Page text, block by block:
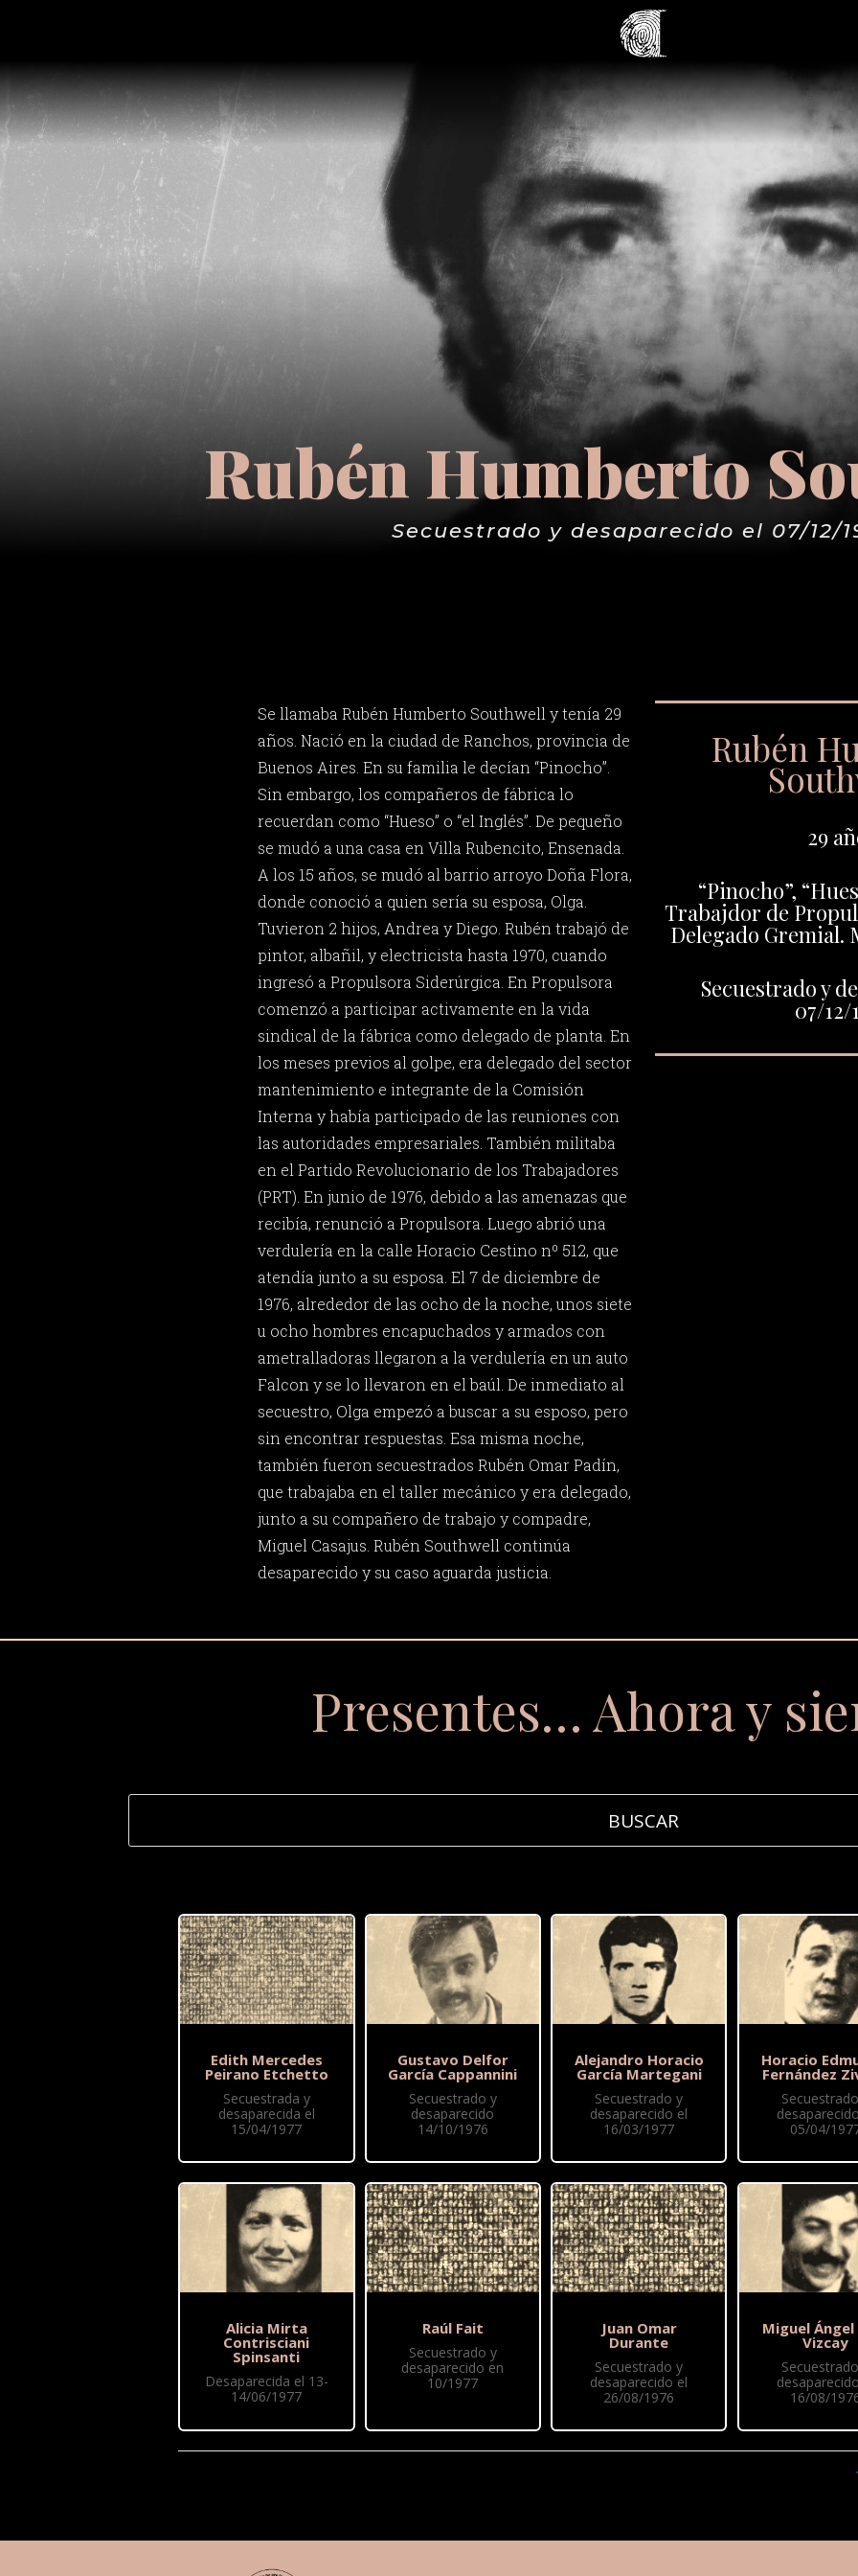
Rubén Humberto
Secuestrado y desaparecido el 07/12/
Se llamaba Rubén Humberto Southwell y tenía 29
años. Nació en la ciudad de Ranchos, provincia de
Buenos Aires. En su familia le decían “Pinocho”.
Sin embargo, los compañeros de fábrica lo
recuerdan como “Hueso” o “el Inglés”. De pequeño
se mudó a una casa en Villa Rubencito, Ensenada.
A los 15 años, se mudó al barrio arroyo Doña Flora,
donde conoció a quien sería su esposa, Olga.
Tuvieron 2 hijos, Andrea y Diego. Rubén trabajó de
pintor, albañil, y electricista hasta 1970, cuando
ingresó a Propulsora Siderúrgica. En Propulsora
comenzó a participar activamente en la vida
sindical de la fábrica como delegado de planta. En
los meses previos al golpe, era delegado del sector
mantenimiento e integrante de la Comisión
Interna y había participado de las reuniones con
las autoridades empresariales. También militaba
en el Partido Revolucionario de los Trabajadores
(PRT). En junio de 1976, debido a las amenazas que
recibía, renunció a Propulsora. Luego abrió una
verdulería en la calle Horacio Cestino nº 512, que
atendía junto a su esposa. El 7 de diciembre de
1976, alrededor de las ocho de la noche, unos siete
u ocho hombres encapuchados y armados con
ametralladoras llegaron a la verdulería en un auto
Falcon y se lo llevaron en el baúl. De inmediato al
secuestro, Olga empezó a buscar a su esposo, pero
sin encontrar respuestas. Esa misma noche,
también fueron secuestrados Rubén Omar Padín,
que trabajaba en el taller mecánico y era delegado,
junto a su compañero de trabajo y compadre,
Miguel Casajus. Rubén Southwell continúa
desaparecido y su caso aguarda justicia.
Rubén
29
“Pinocho”,
Trabajdor de
Delegado Gremial.
Secuestrado y
07/12/
Presentes… Ahora y
Edith Mercedes
Peirano Etchetto
Secuestrada y
desaparecida el
15/04/1977
Alicia Mirta
Contrisciani
Spinsanti
Desaparecida el 13-
14/06/1977
Gustavo Delfor
García Cappannini
Secuestrado y
desaparecido
14/10/1976
Raúl Fait
Secuestrado y
desaparecido en
10/1977
Alejandro Horacio
García Martegani
Secuestrado y
desaparecido el
16/03/1977
Juan Omar
Durante
Secuestrado y
desaparecido el
26/08/1976
Horacio
Fernández
05/04/
Miguel Ángel
Vizcay
16/08/